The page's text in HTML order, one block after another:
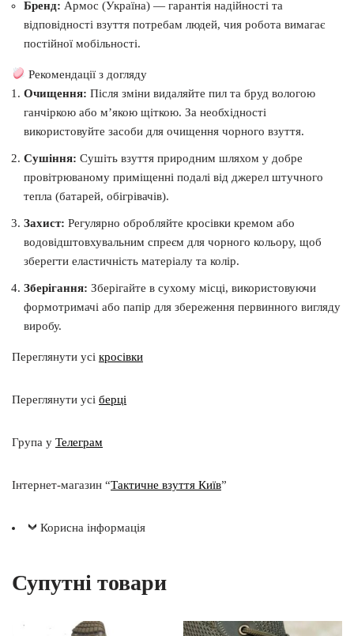
Бренд: Армос (Україна) — гарантія надійності та
відповідності взуття потребам людей, чия робота вимагає
постійної мобільності.
Рекомендації з догляду
Очищення: Після зміни видаляйте пил та бруд вологою
ганчіркою або м’якою щіткою. За необхідності
використовуйте засоби для очищення чорного взуття.
Сушіння: Сушіть взуття природним шляхом у добре
провітрюваному приміщенні подалі від джерел штучного
тепла (батарей, обігрівачів).
Захист: Регулярно обробляйте кросівки кремом або
водовідштовхувальним спреєм для чорного кольору, щоб
зберегти еластичність матеріалу та колір.
Зберігання: Зберігайте в сухому місці, використовуючи
формотримачі або папір для збереження первинного вигляду
виробу.
Переглянути усі кросівки
Переглянути усі берці
Група у Телеграм
Інтернет-магазин “Тактичне взуття Київ”
Корисна інформація
Супутні товари